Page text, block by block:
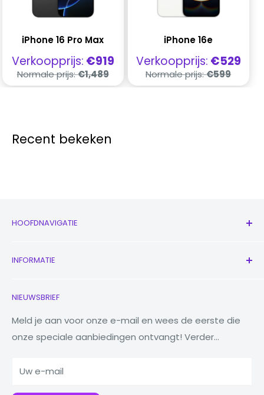
iPhone 16 Pro Max
Verkoopprijs
Verkoopprijs: €919
Normale
prijs
Normale prijs:€1,489
iPhone 16e
Verkoopprijs
Verkoopprijs: €529
Normale
prijs
Normale prijs:€599
Recent bekeken
HOOFDNAVIGATIE
Nieuw
Horloges
Macbooks
Tabletten
Accessoires
INFORMATIE
Ons verhaal
Verminder Hergebruik Recycling
Waarom Fonez?
NIEUWSBRIEF
Meld je aan voor onze e-mail en wees de eerste die
onze speciale aanbiedingen ontvangt! Verder...
Uw e-mail